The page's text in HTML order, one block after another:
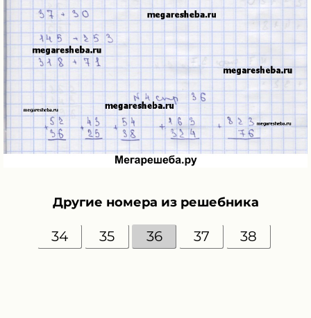
Другие номера из решебника
34 35 36 37 38